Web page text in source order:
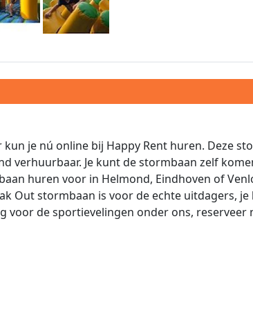
je nú online bij Happy Rent huren. Deze
verhuurbaar. Je kunt de stormbaan zelf
huren voor in Helmond, Eindhoven of
Out stormbaan is voor de echte uitdagers,
voor de sportievelingen onder ons, reserveer